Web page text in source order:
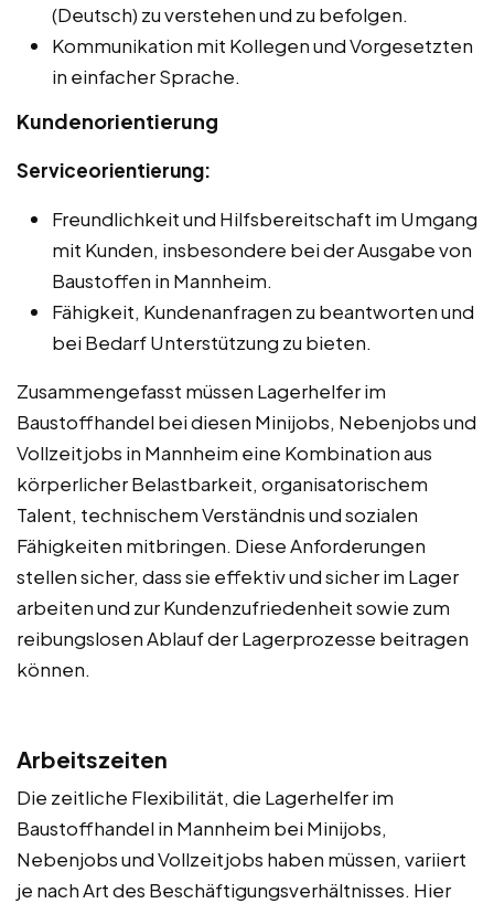
(Deutsch) zu verstehen und zu befolgen.
Kommunikation mit Kollegen und Vorgesetzten
in einfacher Sprache.
Kundenorientierung
Serviceorientierung:
Freundlichkeit und Hilfsbereitschaft im Umgang
mit Kunden, insbesondere bei der Ausgabe von
Baustoffen in Mannheim.
Fähigkeit, Kundenanfragen zu beantworten und
bei Bedarf Unterstützung zu bieten.
Zusammengefasst müssen Lagerhelfer im
Baustoffhandel bei diesen Minijobs, Nebenjobs und
Vollzeitjobs in Mannheim eine Kombination aus
körperlicher Belastbarkeit, organisatorischem
Talent, technischem Verständnis und sozialen
Fähigkeiten mitbringen. Diese Anforderungen
stellen sicher, dass sie effektiv und sicher im Lager
arbeiten und zur Kundenzufriedenheit sowie zum
reibungslosen Ablauf der Lagerprozesse beitragen
können.
Arbeitszeiten
Die zeitliche Flexibilität, die Lagerhelfer im
Baustoffhandel in Mannheim bei Minijobs,
Nebenjobs und Vollzeitjobs haben müssen, variiert
je nach Art des Beschäftigungsverhältnisses. Hier